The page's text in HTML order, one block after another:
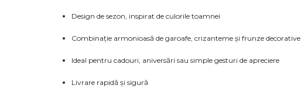
Design de sezon, inspirat de culorile toamnei
Combinație armonioasă de garoafe, crizanteme și frunze decorative
Ideal pentru cadouri, aniversări sau simple gesturi de apreciere
Livrare rapidă și sigură